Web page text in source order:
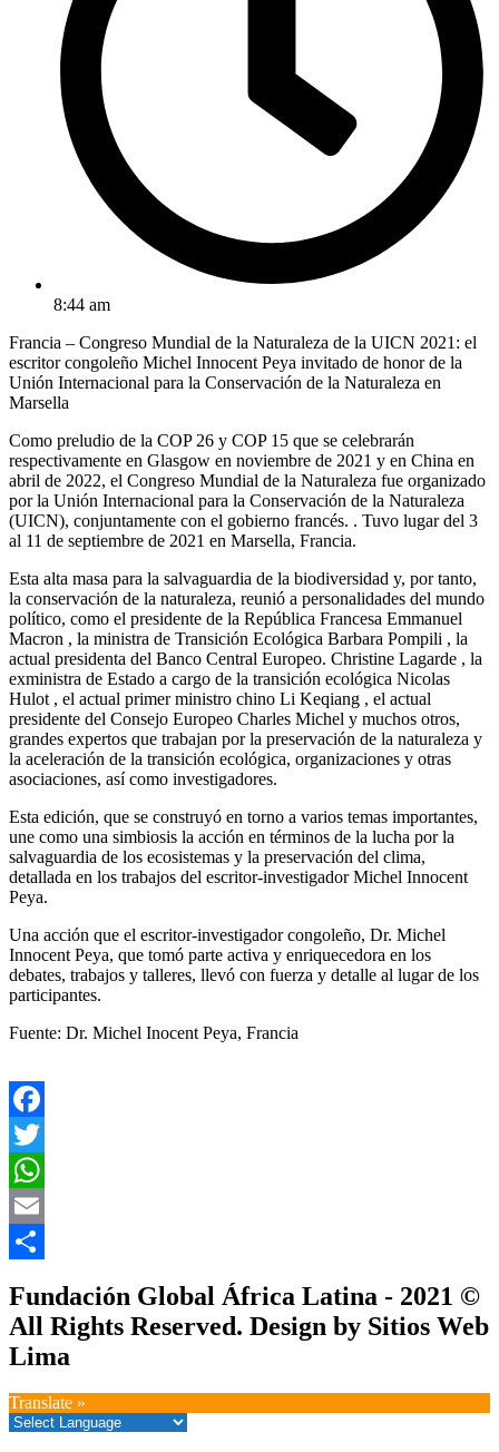
8:44 am
Francia – Congreso Mundial de la Naturaleza de la UICN 2021: el
escritor congoleño Michel Innocent Peya invitado de honor de la
Unión Internacional para la Conservación de la Naturaleza en
Marsella
Como preludio de la COP 26 y COP 15 que se celebrarán
respectivamente en Glasgow en noviembre de 2021 y en China en
abril de 2022, el Congreso Mundial de la Naturaleza fue organizado
por la Unión Internacional para la Conservación de la Naturaleza
(UICN), conjuntamente con el gobierno francés. . Tuvo lugar del 3
al 11 de septiembre de 2021 en Marsella, Francia.
Esta alta masa para la salvaguardia de la biodiversidad y, por tanto,
la conservación de la naturaleza, reunió a personalidades del mundo
político, como el presidente de la República Francesa Emmanuel
Macron , la ministra de Transición Ecológica Barbara Pompili , la
actual presidenta del Banco Central Europeo. Christine Lagarde , la
exministra de Estado a cargo de la transición ecológica Nicolas
Hulot , el actual primer ministro chino Li Keqiang , el actual
presidente del Consejo Europeo Charles Michel y muchos otros,
grandes expertos que trabajan por la preservación de la naturaleza y
la aceleración de la transición ecológica, organizaciones y otras
asociaciones, así como investigadores.
Esta edición, que se construyó en torno a varios temas importantes,
une como una simbiosis la acción en términos de la lucha por la
salvaguardia de los ecosistemas y la preservación del clima,
detallada en los trabajos del escritor-investigador Michel Innocent
Peya.
Una acción que el escritor-investigador congoleño, Dr. Michel
Innocent Peya, que tomó parte activa y enriquecedora en los
debates, trabajos y talleres, llevó con fuerza y ​​detalle al lugar de los
participantes.
Fuente: Dr. Michel Inocent Peya, Francia
Facebook
Twitter
WhatsApp
Email
Fundación Global África Latina - 2021 ©
All Rights Reserved. Design by Sitios Web
Lima
Translate »